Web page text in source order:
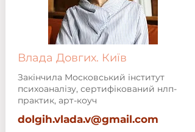
Влада Довгих. Київ
Закінчила Московський інститут
психоаналізу, сертифікований нлп-
практик, арт-коуч
dolgih.vlada.v@gmail.com